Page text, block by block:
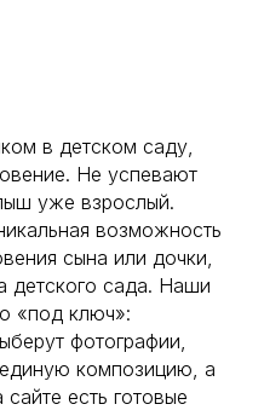
в детском саду,
Не успевают
уже взрослый.
возможность
сына или дочки,
детского сада. Наши
«под ключ»:
фотографии,
композицию, а
есть готовые